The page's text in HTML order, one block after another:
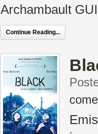
Archambault
Continue Reading...